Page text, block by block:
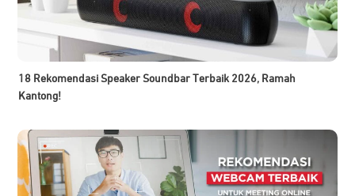
18 Rekomendasi Speaker Soundbar Terbaik 2026, Ramah
Kantong!